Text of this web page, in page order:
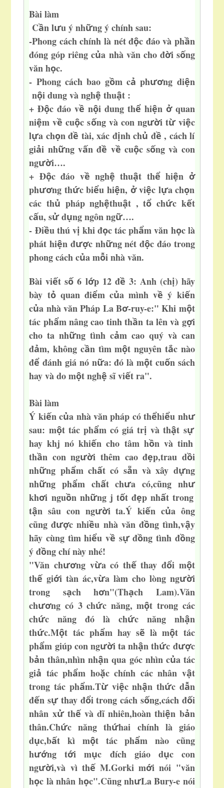
Bài làm
Cần lưu ý những ý chính sau:
-Phong cách chính là nét độc đáo và phần
đóng góp riêng của nhà văn cho đời sống
văn học.
- Phong cách bao gồm cả phương diện
nội dung và nghệ thuật :
+ Độc đáo về nội dung thểhiện ởquan
niệm về cuộc sống và con người từviệc
lựa chọn đề tài, xác định chủ đề , cách lí
giải những vấn đề về cuộc sống và con
người….
+ Độc đáo về nghệ thuật thểhiện ở
phương thức biểu hiện, ởviệc lựa chọn
các thủ pháp nghệthuật , tổ chức kết
cấu, sửdụng ngôn ngữ….
- Điều thú vị khi đọc tác phẩm văn học là
phát hiện được những nét độc đáo trong
phong cách của mỗi nhà văn.
Bài viết số 6 lớp 12 đề 3: Anh (chị) hãy
bày tỏquan điểm của mình về ý kiến
của nhà văn Pháp La Bơ-ruy-e:" Khi một
tác phẩm nâng cao tinh thần ta lên và gợi
cho ta những tình cảm cao quý và can
đảm, không cần tìm một nguyên tắc nào
để đánh giá nó nữa: đólà một cuốn sách
hay và do một nghệ sĩ viết ra".
Bài làm
Ý kiến của nhà văn pháp có thểhiểu như
sau: một tác phẩm có giá trị và thật sự
hay khj nó khiến cho tâm hồn và tinh
thần con người thêm cao đẹp,trau dồi
những phẩm chất có sẵn và xây dựng
những phẩm chất chưa có,cũng như
khơi nguồn những j tốt đẹp nhất trong
tận sâu con người ta.Ý kiến của ông
cũng được nhiều nhà văn đồng tình,vậy
hãy cùng tìm hiểu về sựđồng tình đồng
ý đồng chí này nhé!
"Văn chương vừa có thếthay đổi một
thế giới tàn ác,vừa làm cho lòng người
trong sạch hơn"(Thạch Lam).Văn
chương có 3 chức năng, một trong các
chức năng đó là chức năng nhận
thức.Một tác phẩm hay sẽ là một tác
phẩm giúp con người ta nhận thức được
bản thân,nhìn nhận qua góc nhìn của tác
giả tác phẩm hoặc chính cácnhân vật
trong tác phẩm.Từviệc nhận thức dẫn
đến sựthay đổi trong cách sống,cách đối
nhân xửthếvà dĩ nhiên,hoàn thiện bản
thân.Chức năng thứhai chính là giáo
dục,bất kì một tác phẩm nào cũng
hướng tới mục đích giáo dục con
người,và vì thếM.Gorki mớinói "văn
học là nhân học".Cũng nhưLa Bury-e nói